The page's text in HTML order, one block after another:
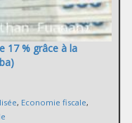
17 % grâce à la
, Economie fiscale,